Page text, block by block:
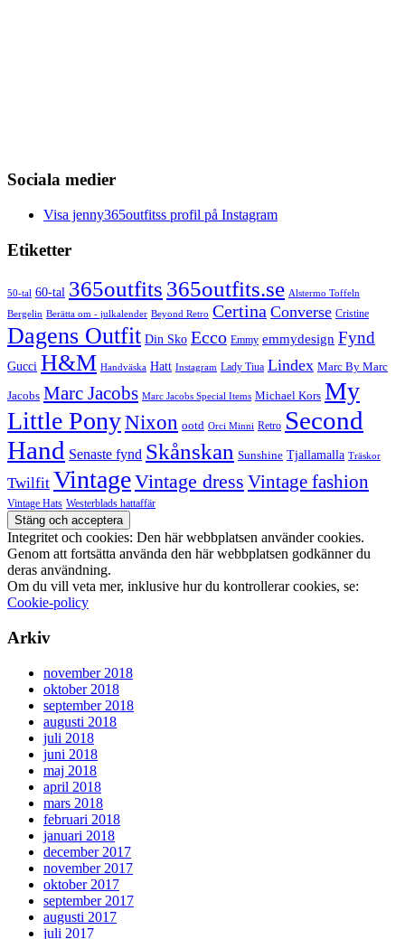
Sociala medier
Visa jenny365outfitss profil på Instagram
Etiketter
50-tal 60-tal 365outfits 365outfits.se Alstermo Toffeln
Bergelin Berätta om - julkalender Beyond Retro Certina Converse Cristine
Dagens Outfit Din Sko Ecco Emmy emmydesign Fynd
Gucci H&M Handväska Hatt Instagram Lady Tiua Lindex Marc By Marc
Jacobs Marc Jacobs Marc Jacobs Special Items Michael Kors My
Little PonyNixon ootd Orci Minni Retro Second
Hand Senaste fynd Skånskan Sunshine Tjallamalla Träskor
Twilfit VintageVintage dress Vintage fashion
Vintage Hats Westerblads hattaffär
Integritet och cookies: Den här webbplatsen använder cookies.
Genom att fortsätta använda den här webbplatsen godkänner du
deras användning.
Om du vill veta mer, inklusive hur du kontrollerar cookies, se:
Cookie-policy
Arkiv
november 2018
oktober 2018
september 2018
augusti 2018
juli 2018
juni 2018
maj 2018
april 2018
mars 2018
februari 2018
januari 2018
december 2017
november 2017
oktober 2017
september 2017
augusti 2017
juli 2017